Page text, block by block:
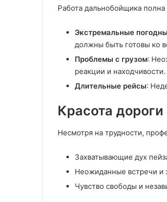
Работа дальнобойщика
Экстремальные
должны быть готовы ко
Проблемы с грузом:
реакции и находчивости.
Длительные рейсы:
Красота дороги
Несмотря на трудности,
Захватывающие дух
Неожиданные встречи и
Чувство свободы и